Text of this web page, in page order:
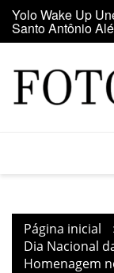
para
o
Maior clube de
do Vinil no
Página inicial
Dia Nacional
Homenagem